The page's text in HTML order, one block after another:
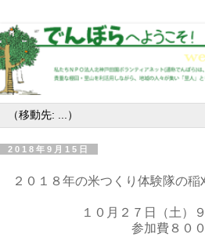
2018年9月15日
２０１８年の米つくり体験隊の稲
１０月２７日（土）
参加費８０